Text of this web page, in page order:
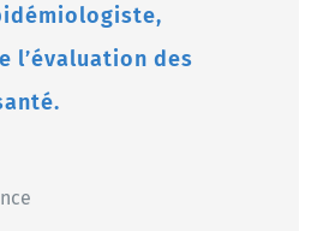
l’évaluation des